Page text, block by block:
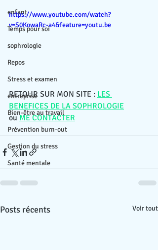
enfant
Temps pour soi
sophrologie
Repos
Stress et examen
entreprise
Bien-être au travail
Prévention burn-out
Gestion du stress
Santé mentale
https://www.youtube.com/watch?
v=S0KowaRc-a4&feature=youtu.be
RETOUR SUR MON SITE : LES
BENEFICES DE LA SOPHROLOGIE
ou ME CONTACTER
Posts récents Voir tout